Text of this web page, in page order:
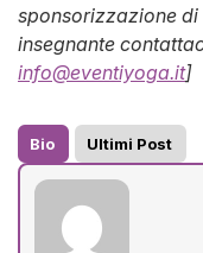
sponsorizzazione di
insegnante
info@eventiyoga.it]
Bio Ultimi Post